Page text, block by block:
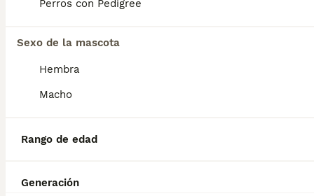
Perros con Pedigree
Sexo de la mascota
Hembra
Macho
Rango de edad
Generación
¿Cuáles son los 3 tipos de
¿Es un husky siberiano una